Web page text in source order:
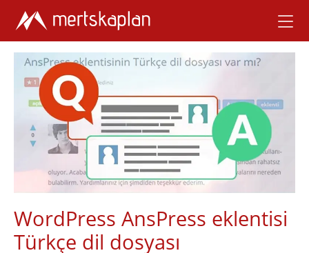
WordPress AnsPress eklentisi
Türkçe dil dosyası